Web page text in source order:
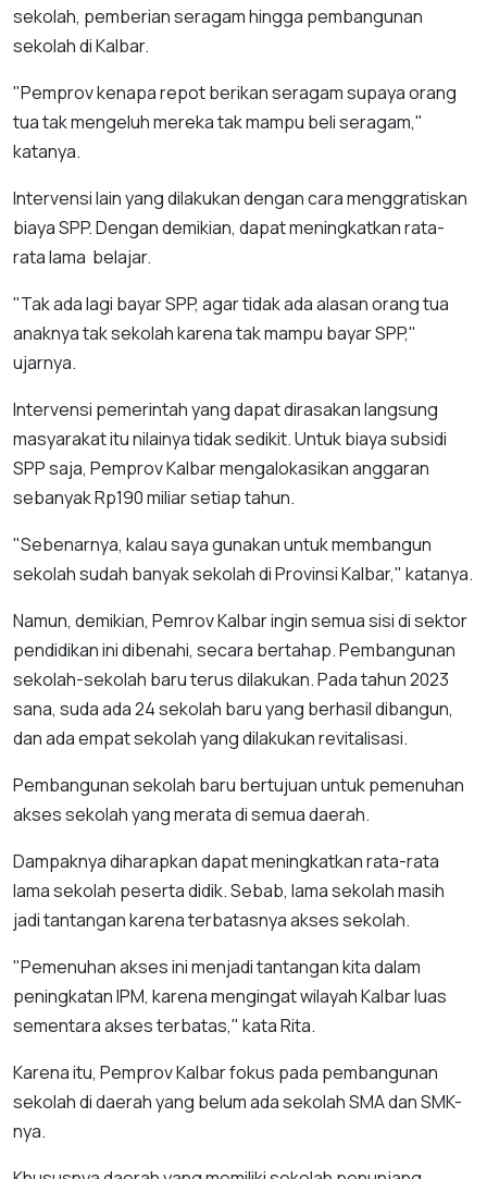
sekolah, pemberian seragam hingga pembangunan
sekolah di Kalbar.
"Pemprov kenapa repot berikan seragam supaya orang
tua tak mengeluh mereka tak mampu beli seragam,"
katanya.
Intervensi lain yang dilakukan dengan cara menggratiskan
biaya SPP. Dengan demikian, dapat meningkatkan rata-
rata lama belajar.
"Tak ada lagi bayar SPP, agar tidak ada alasan orang tua
anaknya tak sekolah karena tak mampu bayar SPP,"
ujarnya.
Intervensi pemerintah yang dapat dirasakan langsung
masyarakat itu nilainya tidak sedikit. Untuk biaya subsidi
SPP saja, Pemprov Kalbar mengalokasikan anggaran
sebanyak Rp190 miliar setiap tahun.
"Sebenarnya, kalau saya gunakan untuk membangun
sekolah sudah banyak sekolah di Provinsi Kalbar," katanya.
Namun, demikian, Pemrov Kalbar ingin semua sisi di sektor
pendidikan ini dibenahi, secara bertahap. Pembangunan
sekolah-sekolah baru terus dilakukan. Pada tahun 2023
sana, suda ada 24 sekolah baru yang berhasil dibangun,
dan ada empat sekolah yang dilakukan revitalisasi.
Pembangunan sekolah baru bertujuan untuk pemenuhan
akses sekolah yang merata di semua daerah.
Dampaknya diharapkan dapat meningkatkan rata-rata
lama sekolah peserta didik. Sebab, lama sekolah masih
jadi tantangan karena terbatasnya akses sekolah.
"Pemenuhan akses ini menjadi tantangan kita dalam
peningkatan IPM, karena mengingat wilayah Kalbar luas
sementara akses terbatas," kata Rita.
Karena itu, Pemprov Kalbar fokus pada pembangunan
sekolah di daerah yang belum ada sekolah SMA dan SMK-
nya.